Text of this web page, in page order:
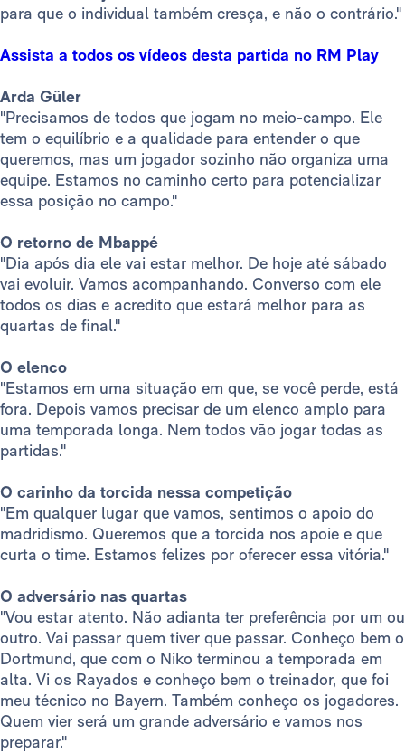
para que o individual também cresça, e não o contrário."
Assista a todos os vídeos desta partida no RM Play
Arda Güler
"Precisamos de todos que jogam no meio-campo. Ele
tem o equilíbrio e a qualidade para entender o que
queremos, mas um jogador sozinho não organiza uma
equipe. Estamos no caminho certo para potencializar
essa posição no campo."
O retorno de Mbappé
"Dia após dia ele vai estar melhor. De hoje até sábado
vai evoluir. Vamos acompanhando. Converso com ele
todos os dias e acredito que estará melhor para as
quartas de final."
O elenco
"Estamos em uma situação em que, se você perde, está
fora. Depois vamos precisar de um elenco amplo para
uma temporada longa. Nem todos vão jogar todas as
partidas."
O carinho da torcida nessa competição
"Em qualquer lugar que vamos, sentimos o apoio do
madridismo. Queremos que a torcida nos apoie e que
curta o time. Estamos felizes por oferecer essa vitória."
O adversário nas quartas
"Vou estar atento. Não adianta ter preferência por um ou
outro. Vai passar quem tiver que passar. Conheço bem o
Dortmund, que com o Niko terminou a temporada em
alta. Vi os Rayados e conheço bem o treinador, que foi
meu técnico no Bayern. Também conheço os jogadores.
Quem vier será um grande adversário e vamos nos
preparar."